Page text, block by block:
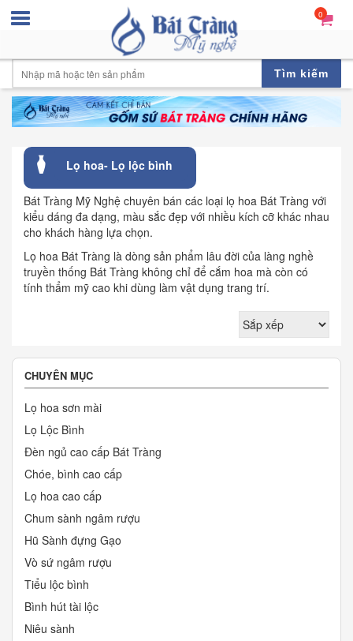
0
Tìm kiếm
Lọ hoa- Lọ lộc bình
Bát Tràng Mỹ Nghệ chuyên bán các loại lọ hoa Bát Tràng với
kiểu dáng đa dạng, màu sắc đẹp với nhiều kích cỡ khác nhau
cho khách hàng lựa chọn.
Lọ hoa Bát Tràng là dòng sản phẩm lâu đời của làng nghề
truyền thống Bát Tràng không chỉ để cắm hoa mà còn có
tính thẩm mỹ cao khi dùng làm vật dụng trang trí.
CHUYÊN MỤC
Lọ hoa sơn mài
Lọ Lộc Bình
Đèn ngủ cao cấp Bát Tràng
Chóe, bình cao cấp
Lọ hoa cao cấp
Chum sành ngâm rượu
Hũ Sành đựng Gạo
Vò sứ ngâm rượu
Tiểu lộc bình
Bình hút tài lộc
Niêu sành